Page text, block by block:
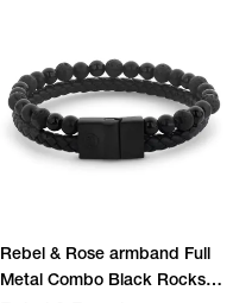
Rebel & Rose armband Full
Metal Combo Black Rocks